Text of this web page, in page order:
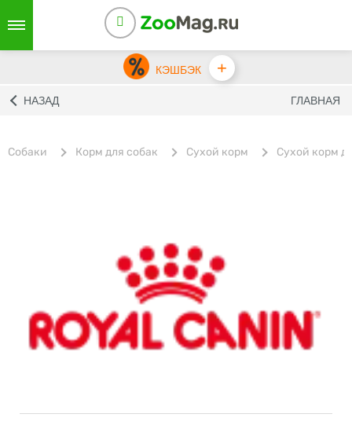
КЭШБЭК +
НАЗАД ГЛАВНАЯ
Собаки Корм для собак Сухой корм Cухой корм